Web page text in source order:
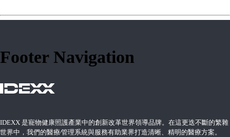
Footer Navigation
IDEXX 是寵物健康照護產業中的創新改革世界領導品牌。在這更迭不斷的繁雜
世界中，我們的醫療∕管理系統與服務有助業界打造清晰、精明的醫療方案。